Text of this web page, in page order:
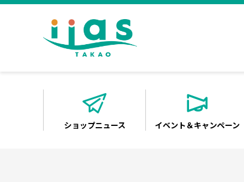
ショップニュース イベント＆キャンペーン